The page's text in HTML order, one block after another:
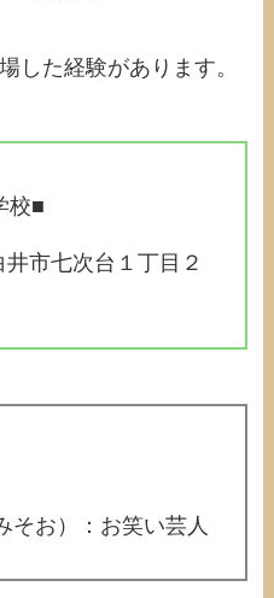
した経験があります。
校■
市七次台１丁目２
そお）：お笑い芸人